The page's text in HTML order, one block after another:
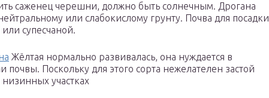
саженец черешни, должно быть солнечным. Дрогана
или слабокислому грунту. Почва для посадки
супесчаной.
Жёлтая нормально развивалась, она нуждается в
почвы. Поскольку для этого сорта нежелателен застой
низинных участках